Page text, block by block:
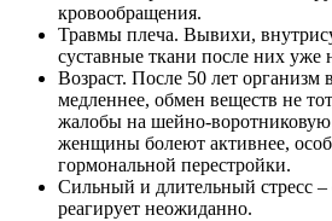
кровообращения.
Травмы плеча. Вывихи,
суставные ткани после них уже
Возраст. После 50 лет организм
медленнее, обмен веществ не
жалобы на шейно-
женщины болеют активнее,
гормональной перестройки.
Сильный и длительный стресс –
реагирует неожиданно.